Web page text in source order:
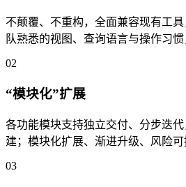
不颠覆、不重构，全面兼容现有工
队熟悉的视图、查询语言与操作习惯
02
“模块化”扩展
各功能模块支持独立交付、分步迭
建；模块化扩展、渐进升级、风险可
03